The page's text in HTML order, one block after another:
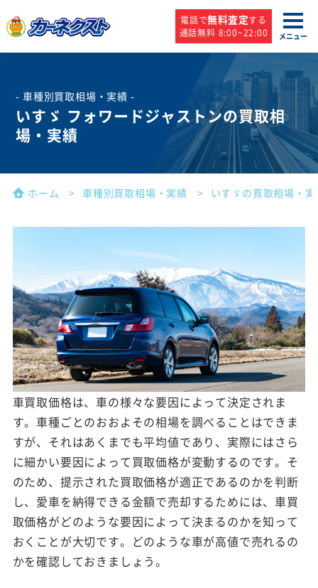
電話で無料査定する
通話無料 8:00~22:00
メニュー
- 車種別買取相場・実績 -
いすゞ フォワードジャストンの買取相
場・実績
ホーム 車種別買取相場・実績 いすゞの買取相場・
車買取価格は、車の様々な要因によって決定されま
す。車種ごとのおおよその相場を調べることはできま
すが、それはあくまでも平均値であり、実際にはさら
に細かい要因によって買取価格が変動するのです。そ
のため、提示された買取価格が適正であるのかを判断
し、愛車を納得できる金額で売却するためには、車買
取価格がどのような要因によって決まるのかを知って
おくことが大切です。どのような車が高値で売れるの
かを確認しておきましょう。